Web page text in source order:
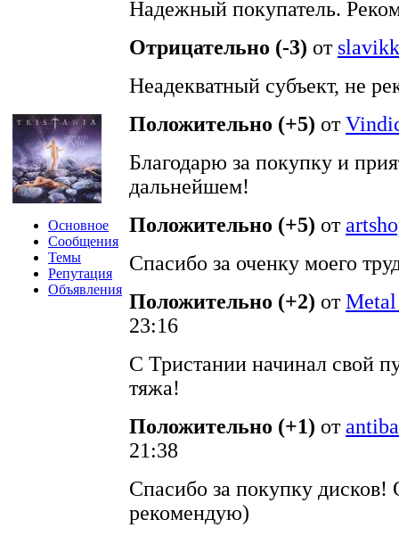
Основное
Сообщения
Темы
Репутация
Объявления
Надежный покупатель.
Отрицательно (-3) от slavikk
Неадекватный субъект, не
Положительно (+5) от
Благодарю за покупку и
дальнейшем!
Положительно (+5) от
Спасибо за оченку моего
Положительно (+2) от
23:16
С Тристании начинал свой
тяжа!
Положительно (+1) от
21:38
Спасибо за покупку дисков!
рекомендую)